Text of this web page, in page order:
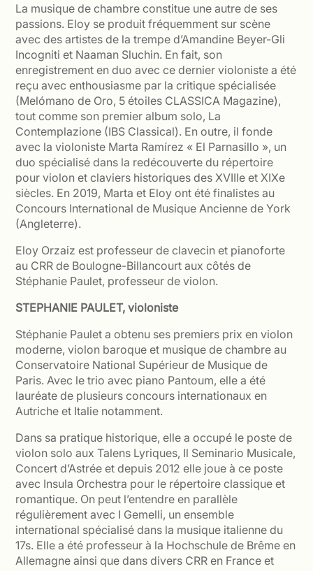
La musique de chambre constitue une autre de ses
passions. Eloy se produit fréquemment sur scène
avec des artistes de la trempe d’Amandine Beyer-Gli
Incogniti et Naaman Sluchin. En fait, son
enregistrement en duo avec ce dernier violoniste a été
reçu avec enthousiasme par la critique spécialisée
(Melómano de Oro, 5 étoiles CLASSICA Magazine),
tout comme son premier album solo, La
Contemplazione (IBS Classical). En outre, il fonde
avec la violoniste Marta Ramírez « El Parnasillo », un
duo spécialisé dans la redécouverte du répertoire
pour violon et claviers historiques des XVIIIe et XIXe
siècles. En 2019, Marta et Eloy ont été finalistes au
Concours International de Musique Ancienne de York
(Angleterre).
Eloy Orzaiz est professeur de clavecin et pianoforte
au CRR de Boulogne-Billancourt aux côtés de
Stéphanie Paulet, professeur de violon.
STEPHANIE PAULET, violoniste
Stéphanie Paulet a obtenu ses premiers prix en violon
moderne, violon baroque et musique de chambre au
Conservatoire National Supérieur de Musique de
Paris. Avec le trio avec piano Pantoum, elle a été
lauréate de plusieurs concours internationaux en
Autriche et Italie notamment.
Dans sa pratique historique, elle a occupé le poste de
violon solo aux Talens Lyriques, Il Seminario Musicale,
Concert d’Astrée et depuis 2012 elle joue à ce poste
avec Insula Orchestra pour le répertoire classique et
romantique. On peut l’entendre en parallèle
régulièrement avec I Gemelli, un ensemble
international spécialisé dans la musique italienne du
17s. Elle a été professeur à la Hochschule de Brême en
Allemagne ainsi que dans divers CRR en France et